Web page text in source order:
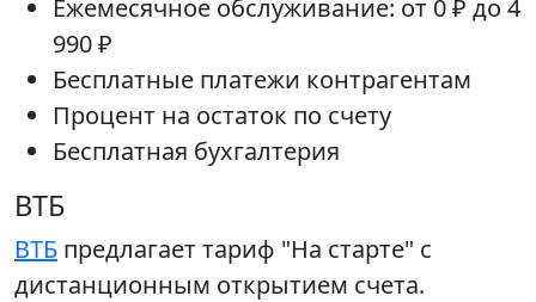
Ежемесячное обслуживание: от 0 ₽ до 4
990 ₽
Бесплатные платежи контрагентам
Процент на остаток по счету
Бесплатная бухгалтерия
ВТБ
ВТБ предлагает тариф "На старте" с
дистанционным открытием счета.